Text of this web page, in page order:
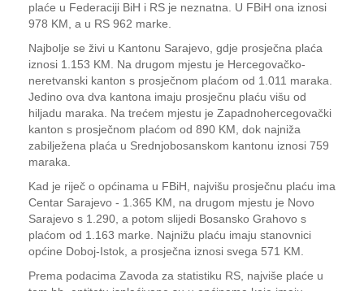
plaće u Federaciji BiH i RS je neznatna. U FBiH ona iznosi
978 KM, a u RS 962 marke.
Najbolje se živi u Kantonu Sarajevo, gdje prosječna plaća
iznosi 1.153 KM. Na drugom mjestu je Hercegovačko-
neretvanski kanton s prosječnom plaćom od 1.011 maraka.
Jedino ova dva kantona imaju prosječnu plaću višu od
hiljadu maraka. Na trećem mjestu je Zapadnohercegovački
kanton s prosječnom plaćom od 890 KM, dok najniža
zabilježena plaća u Srednjobosanskom kantonu iznosi 759
maraka.
Kad je riječ o općinama u FBiH, najvišu prosječnu plaću ima
Centar Sarajevo - 1.365 KM, na drugom mjestu je Novo
Sarajevo s 1.290, a potom slijedi Bosansko Grahovo s
plaćom od 1.163 marke. Najnižu plaću imaju stanovnici
općine Doboj-Istok, a prosječna iznosi svega 571 KM.
Prema podacima Zavoda za statistiku RS, najviše plaće u